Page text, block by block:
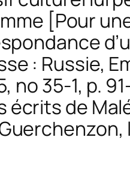
[Pour
: Russie,
no 35-1, p.
écrits de